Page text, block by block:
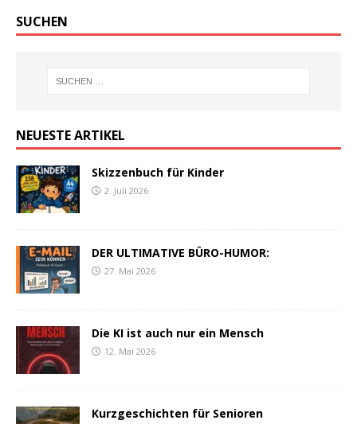
SUCHEN
NEUESTE ARTIKEL
Skizzenbuch für Kinder
2. Juli 2026
DER ULTIMATIVE BÜRO-HUMOR:
27. Mai 2026
Die KI ist auch nur ein Mensch
12. Mai 2026
Kurzgeschichten für Senioren